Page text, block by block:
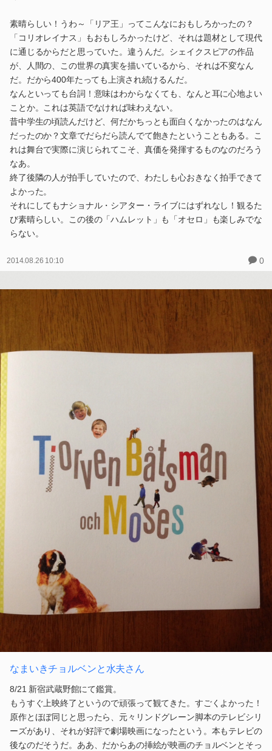
素晴らしい！うわ～「リア王」ってこんなにおもしろかったの？
「コリオレイナス」もおもしろかったけど、それは題材として現代
に通じるからだと思っていた。違うんだ。シェイクスピアの作品
が、人間の、この世界の真実を描いているから、それは不変なん
だ。だから400年たっても上演され続けるんだ。
なんといっても台詞！意味はわからなくても、なんと耳に心地よい
ことか。これは英語でなければ味わえない。
昔中学生の頃読んだけど、何だかちっとも面白くなかったのはなん
だったのか？文章でだらだら読んでて飽きたということもある。こ
れは舞台で実際に演じられてこそ、真価を発揮するものなのだろう
なあ。
終了後隣の人が拍手していたので、わたしも心おきなく拍手できて
よかった。
それにしてもナショナル・シアター・ライブにはずれなし！観るた
び素晴らしい。この後の「ハムレット」も「オセロ」も楽しみでな
らない。
2014.08.26 10:10 0
なまいきチョルベンと水夫さん
8/21 新宿武蔵野館にて鑑賞。
もうすぐ上映終了というので頑張って観てきた。すごくよかった！
原作とほぼ同じと思ったら、元々リンドグレーン脚本のテレビシリ
ーズがあり、それが好評で劇場映画になったという。本もテレビの
後なのだそうだ。ああ、だからあの挿絵が映画のチョルベンとそっ